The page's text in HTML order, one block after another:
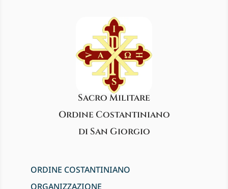
Sacro Militare
Ordine Costantiniano
di San Giorgio
ORDINE COSTANTINIANO
ORGANIZZAZIONE